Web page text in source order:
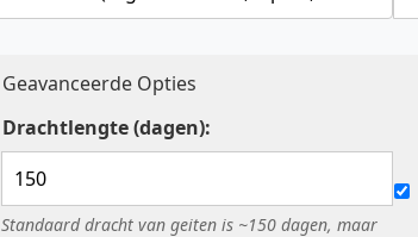
Geavanceerde Opties
Drachtlengte (dagen):
Standaard dracht van geiten is ~150 dagen, maar